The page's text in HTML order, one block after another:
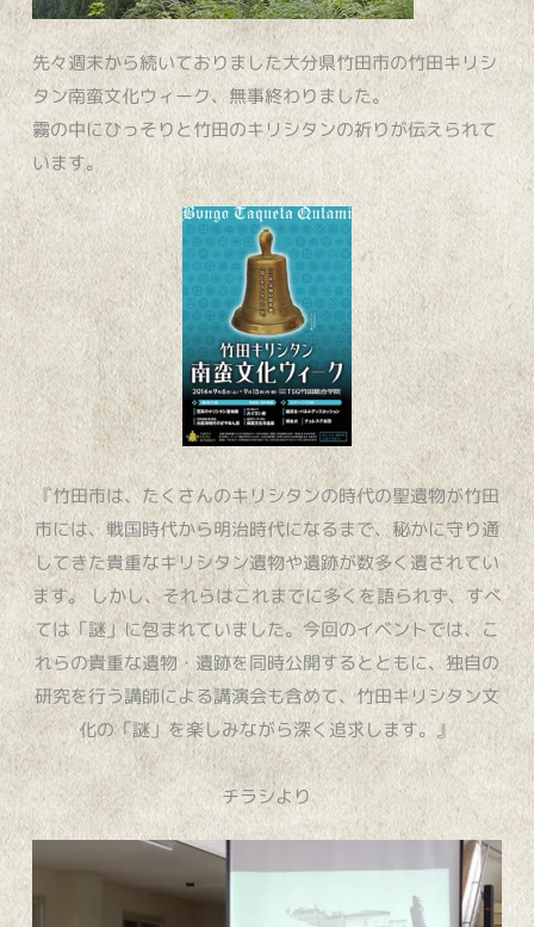
先々週末から続いておりました大分県竹田市の竹田キリシ
タン南蛮文化ウィーク、無事終わりました。
霧の中にひっそりと竹田のキリシタンの祈りが伝えられて
います。
『竹田市は、たくさんのキリシタンの時代の聖遺物が竹田
市には、戦国時代から明治時代になるまで、秘かに守り通
してきた貴重なキリシタン遺物や遺跡が数多く遺されてい
ます。 しかし、それらはこれまでに多くを語られず、すべ
ては「謎」に包まれていました。今回のイベントでは、こ
れらの貴重な遺物・遺跡を同時公開するとともに、独自の
研究を行う講師による講演会も含めて、竹田キリシタン文
化の「謎」を楽しみながら深く追求します。』
チラシより